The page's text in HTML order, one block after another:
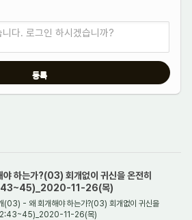
다. 로그인 하시겠습니까?
하는가?(03) 회개없이 귀신을 온전히
11-26(목)
(03) - 왜 회개해야 하는가?(03) 회개없이 귀신을
12:43~45)_2020-11-26(목)